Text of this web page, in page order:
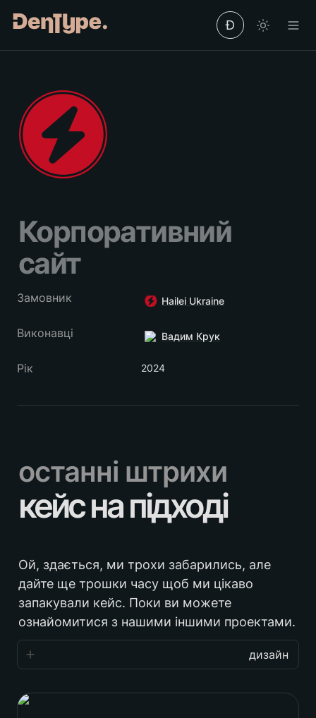
Ð
Корпоративний
сайт
Замовник Hailei Ukraine
Виконавці Вадим Крук
Рік 2024
останні штрихи
кейс на підході
Ой, здається, ми трохи забарились, але
дайте ще трошки часу щоб ми цікаво
запакували кейс. Поки ви можете
ознайомитися з нашими іншими проектами.
дизайн
дизайн
Презентація